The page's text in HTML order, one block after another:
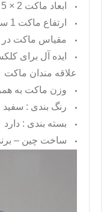
ابعاد ماکت 2 × 5 سانتیمتر
ارتفاع ماکت 1 سانتیمتر
مقیاس ماکت در
ایده آل برای
علاقه مندان ماکت
وزن ماکت به همراه
رنگ بندی : سفید
بسته بندی : دارد
ساخت چین –